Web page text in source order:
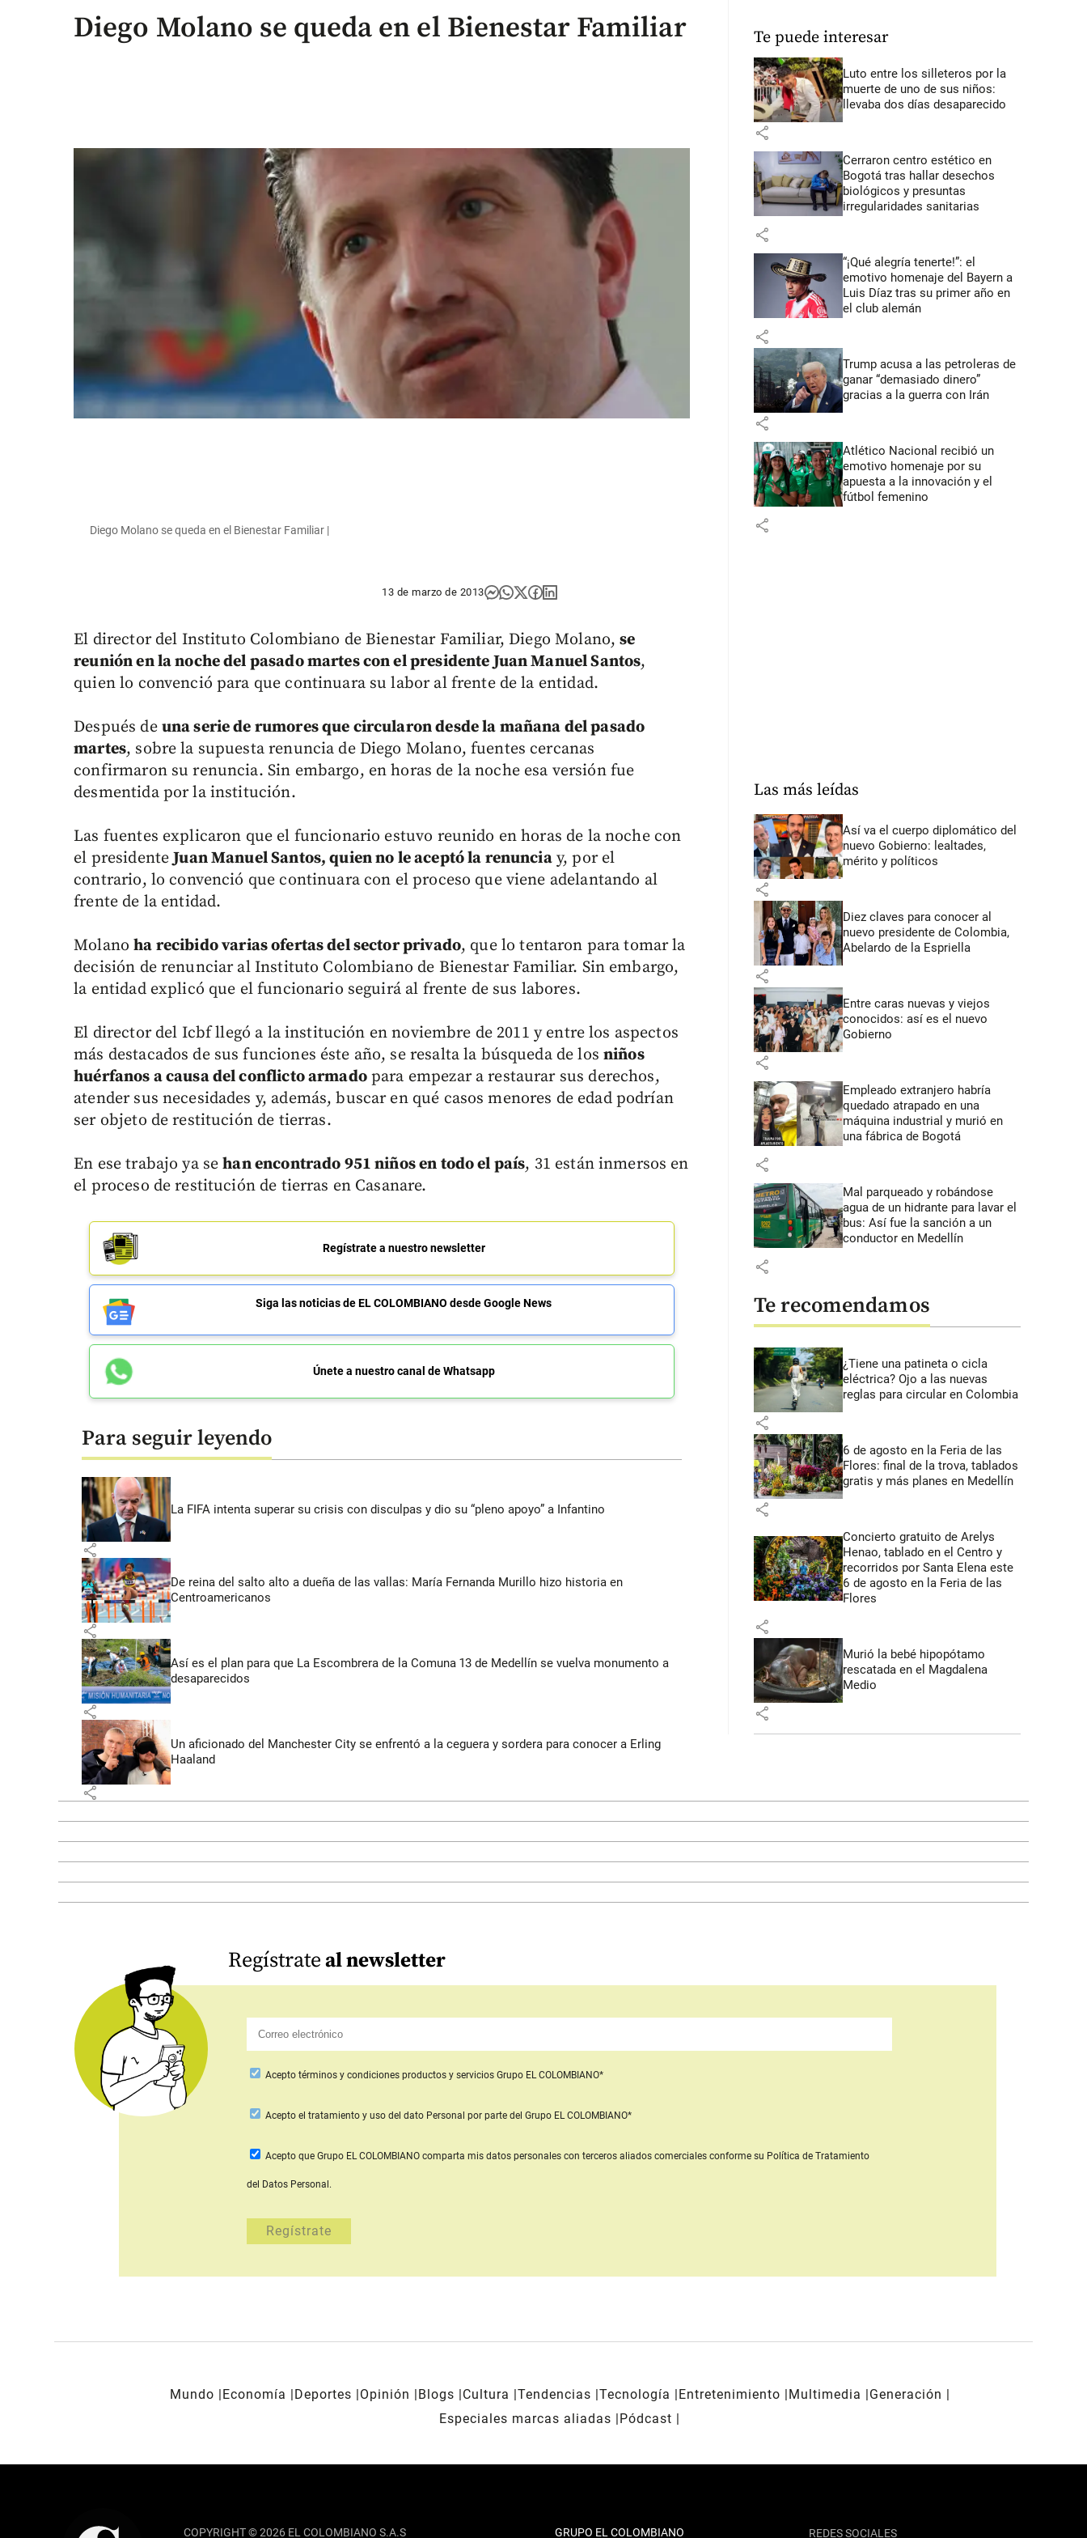
Diego Molano se queda en el Bienestar Familiar
Diego Molano se queda en el Bienestar Familiar |
13 de marzo de 2013
El director del Instituto Colombiano de Bienestar Familiar, Diego Molano,se
reunión en la noche del pasado martes con el presidente Juan Manuel Santos,
quien lo convenció para que continuara su labor al frente de la entidad.
Después de una serie de rumores que circularon desde la mañana del pasado
martes, sobre la supuesta renuncia de Diego Molano, fuentes cercanas
confirmaron su renuncia. Sin embargo, en horas de la noche esa versión fue
desmentida por la institución.
Las fuentes explicaron que el funcionario estuvo reunido en horas de la noche con
el presidenteJuan Manuel Santos, quien no le aceptó la renunciay, por el
contrario, lo convenció que continuara con el proceso que viene adelantando al
frente de la entidad.
Molanoha recibido varias ofertas del sector privado, que lo tentaron para tomar la
decisión de renunciar al Instituto Colombiano de Bienestar Familiar. Sin embargo,
la entidad explicó que el funcionario seguirá al frente de sus labores.
El director del Icbf llegó a la institución en noviembre de 2011 y entre los aspectos
más destacados de sus funciones éste año, se resalta la búsqueda de los niños
huérfanos a causa del conflicto armadopara empezar a restaurar sus derechos,
atender sus necesidades y, además, buscar en qué casos menores de edad podrían
ser objeto de restitución de tierras.
En ese trabajo ya sehan encontrado 951 niños en todo el país, 31 están inmersos en
el proceso de restitución de tierras en Casanare.
Regístrate a nuestro newsletter
Siga las noticias de EL COLOMBIANO desde Google News
Únete a nuestro canal de Whatsapp
Para seguir leyendo
La FIFA intenta superar su crisis con disculpas y dio su “pleno apoyo” a Infantino
share
De reina del salto alto a dueña de las vallas: María Fernanda Murillo hizo historia en
Centroamericanos
share
Así es el plan para que La Escombrera de la Comuna 13 de Medellín se vuelva monumento a
desaparecidos
share
Un aficionado del Manchester City se enfrentó a la ceguera y sordera para conocer a Erling
Haaland
share
Te puede interesar
Luto entre los silleteros por la
muerte de uno de sus niños:
llevaba dos días desaparecido
share
Cerraron centro estético en
Bogotá tras hallar desechos
biológicos y presuntas
irregularidades sanitarias
share
“¡Qué alegría tenerte!”: el
emotivo homenaje del Bayern a
Luis Díaz tras su primer año en
el club alemán
share
Trump acusa a las petroleras de
ganar “demasiado dinero”
gracias a la guerra con Irán
share
Atlético Nacional recibió un
emotivo homenaje por su
apuesta a la innovación y el
fútbol femenino
share
Las más leídas
Así va el cuerpo diplomático del
nuevo Gobierno: lealtades,
mérito y políticos
share
Diez claves para conocer al
nuevo presidente de Colombia,
Abelardo de la Espriella
share
Entre caras nuevas y viejos
conocidos: así es el nuevo
Gobierno
share
Empleado extranjero habría
quedado atrapado en una
máquina industrial y murió en
una fábrica de Bogotá
share
Mal parqueado y robándose
agua de un hidrante para lavar el
bus: Así fue la sanción a un
conductor en Medellín
share
Te recomendamos
¿Tiene una patineta o cicla
eléctrica? Ojo a las nuevas
reglas para circular en Colombia
share
6 de agosto en la Feria de las
Flores: final de la trova, tablados
gratis y más planes en Medellín
share
Concierto gratuito de Arelys
Henao, tablado en el Centro y
recorridos por Santa Elena este
6 de agosto en la Feria de las
Flores
share
Murió la bebé hipopótamo
rescatada en el Magdalena
Medio
share
Regístrateal newsletter
Acepto términos y condiciones productos y servicios Grupo EL COLOMBIANO*
Aceptoel tratamiento y uso del dato Personal por parte del Grupo EL COLOMBIANO*
Acepto que Grupo EL COLOMBIANO comparta mis datos personales con terceros aliados comercialesconforme su Política de Tratamiento
del Datos Personal.
Mundo Economía Deportes Opinión Blogs Cultura Tendencias Tecnología Entretenimiento Multimedia
Generación
Especiales marcas aliadas
Pódcast
COPYRIGHT © 2026 EL COLOMBIANO S.A.S GRUPO EL COLOMBIANO REDES SOCIALES